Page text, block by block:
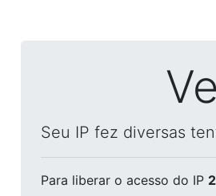
Seu IP fez diversas
Para liberar o acesso do IP